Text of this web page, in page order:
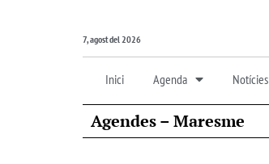
7, agost del 2026
Inici Agenda Notícies
Agendes – Maresme